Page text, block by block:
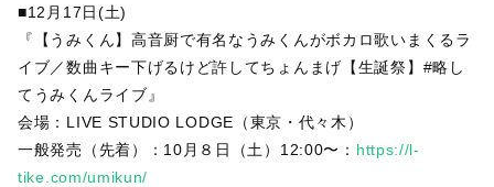
■12月17日(土)
『【うみくん】高音厨で有名なうみくんがボカロ歌いまくるラ
イブ／数曲キー下げるけど許してちょんまげ【生誕祭】#略し
てうみくんライブ』
会場：LIVE STUDIO LODGE（東京・代々木）
一般発売（先着）：10月８日（土）12:00〜： https://l-
tike.com/umikun/